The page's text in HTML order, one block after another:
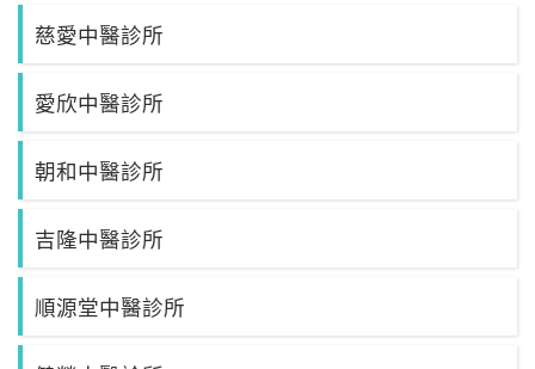
慈愛中醫診所
愛欣中醫診所
朝和中醫診所
吉隆中醫診所
順源堂中醫診所